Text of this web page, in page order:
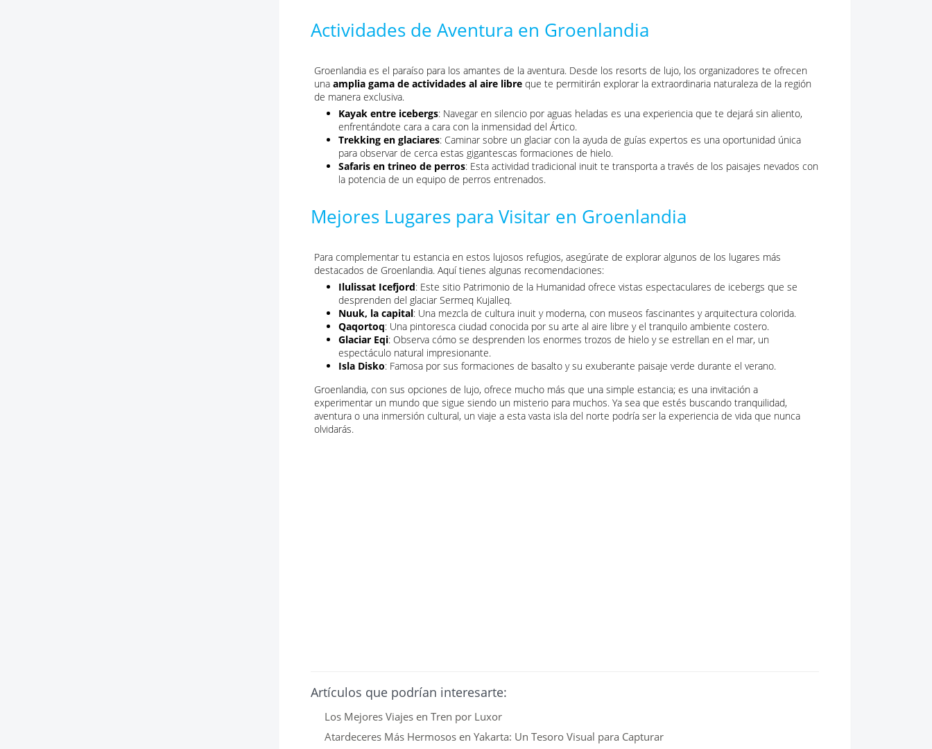
Actividades de Aventura en Groenlandia
Groenlandia es el paraíso para los amantes de la aventura. Desde los resorts de lujo, los organizadores te ofrecen
una amplia gama de actividades al aire libre que te permitirán explorar la extraordinaria naturaleza de la región
de manera exclusiva.
Kayak entre icebergs: Navegar en silencio por aguas heladas es una experiencia que te dejará sin aliento,
enfrentándote cara a cara con la inmensidad del Ártico.
Trekking en glaciares: Caminar sobre un glaciar con la ayuda de guías expertos es una oportunidad única
para observar de cerca estas gigantescas formaciones de hielo.
Safaris en trineo de perros: Esta actividad tradicional inuit te transporta a través de los paisajes nevados con
la potencia de un equipo de perros entrenados.
Mejores Lugares para Visitar en Groenlandia
Para complementar tu estancia en estos lujosos refugios, asegúrate de explorar algunos de los lugares más
destacados de Groenlandia. Aquí tienes algunas recomendaciones:
Ilulissat Icefjord: Este sitio Patrimonio de la Humanidad ofrece vistas espectaculares de icebergs que se
desprenden del glaciar Sermeq Kujalleq.
Nuuk, la capital: Una mezcla de cultura inuit y moderna, con museos fascinantes y arquitectura colorida.
Qaqortoq: Una pintoresca ciudad conocida por su arte al aire libre y el tranquilo ambiente costero.
Glaciar Eqi: Observa cómo se desprenden los enormes trozos de hielo y se estrellan en el mar, un
espectáculo natural impresionante.
Isla Disko: Famosa por sus formaciones de basalto y su exuberante paisaje verde durante el verano.
Groenlandia, con sus opciones de lujo, ofrece mucho más que una simple estancia; es una invitación a
experimentar un mundo que sigue siendo un misterio para muchos. Ya sea que estés buscando tranquilidad,
aventura o una inmersión cultural, un viaje a esta vasta isla del norte podría ser la experiencia de vida que nunca
olvidarás.
Artículos que podrían interesarte:
Los Mejores Viajes en Tren por Luxor
Atardeceres Más Hermosos en Yakarta: Un Tesoro Visual para Capturar